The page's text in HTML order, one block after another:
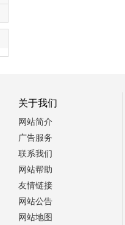
关于我们
网站简介
广告服务
联系我们
网站帮助
友情链接
网站公告
网站地图